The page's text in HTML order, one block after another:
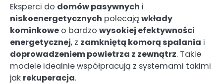
Eksperci do domów pasywnych i
niskoenergetycznych polecają wkłady
kominkowe o bardzo wysokiej efektywności
energetycznej, z zamkniętą komorą spalania i
doprowadzeniem powietrza z zewnątrz. Takie
modele idealnie współpracują z systemami takimi
jak rekuperacja.